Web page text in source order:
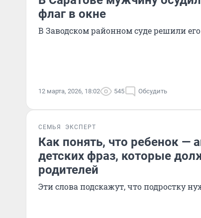
флаг в окне
В Заводском районном суде решили
12 марта, 2026, 18:02 545 Обсудить
СЕМЬЯ ЭКСПЕРТ
Как понять, что ребенок —
детских фраз, которые
родителей
Эти слова подскажут, что подростку